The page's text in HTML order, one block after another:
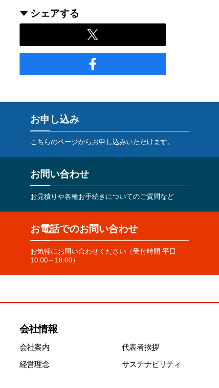
シェアする
お申し込み
こちらのページからお申し込みいただけます。
お問い合わせ
お見積りや各種お手続きについてのご質問など
お電話でのお問い合わせ
お気軽にお問い合わせください（受付時間 平日
10:00～18:00）
会社情報
会社案内 代表者挨拶
経営理念 サステナビリティ